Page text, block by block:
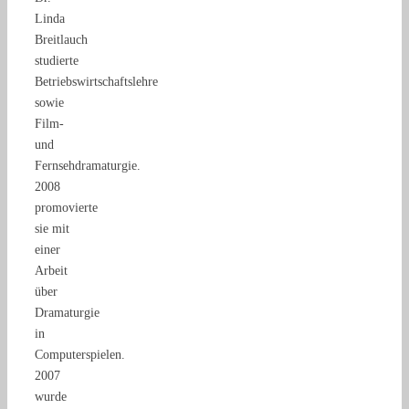
Linda
Breitlauch
studierte
Betriebswirtschaftslehre
sowie
Film-
und
Fernsehdramaturgie.
2008
promovierte
sie mit
einer
Arbeit
über
Dramaturgie
in
Computerspielen.
2007
wurde